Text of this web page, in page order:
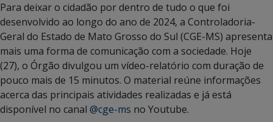
Para deixar o cidadão por dentro de tudo o que foi
desenvolvido ao longo do ano de 2024, a Controladoria-
Geral do Estado de Mato Grosso do Sul (CGE-MS) apresenta
mais uma forma de comunicação com a sociedade. Hoje
(27), o Órgão divulgou um vídeo-relatório com duração de
pouco mais de 15 minutos. O material reúne informações
acerca das principais atividades realizadas e já está
disponível no canal @cge-ms no Youtube.